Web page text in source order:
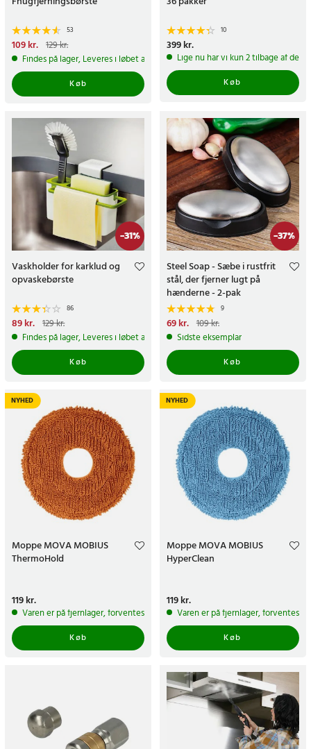
53
Nuværende pris
109 kr.Tidligere pris:129 kr.
109 kr. 129 kr.
Findes på lager, Leveres i løbet af 1-2 hverdage
Køb
10
Pris:399 kr.
399 kr.
Lige nu har vi kun 2 tilbage af
Køb
-31%
Vaskholder for karklud og
opvaskebørste
86
Nuværende pris
pris:129 kr.
89 kr. 129 kr.
Findes på lager, Leveres i løbet af 1-2 hverdage
Køb
-37%
Steel Soap - Sæbe i rustfrit
stål, der fjerner lugt på
hænderne - 2-pak
9
Nuværende pris
pris:109 kr.
69 kr. 109 kr.
Sidste eksemplar
Køb
NYHED
Moppe MOVA MOBIUS
ThermoHold
Pris:119 kr.
119 kr.
Varen er på fjernlager, forventes at blive sendt inden for 5-7 hverdage
Køb
NYHED
Moppe MOVA MOBIUS
HyperClean
Pris:119 kr.
119 kr.
Varen er på fjernlager, forventes
Køb